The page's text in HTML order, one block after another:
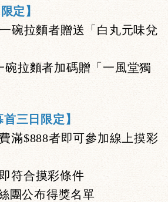
定】
碗拉麵者贈送「白丸元味兌
碗拉麵者加碼贈「一風堂獨
首三日限定】
滿$888者即可參加線上摸彩
符合摸彩條件
團公布得獎名單